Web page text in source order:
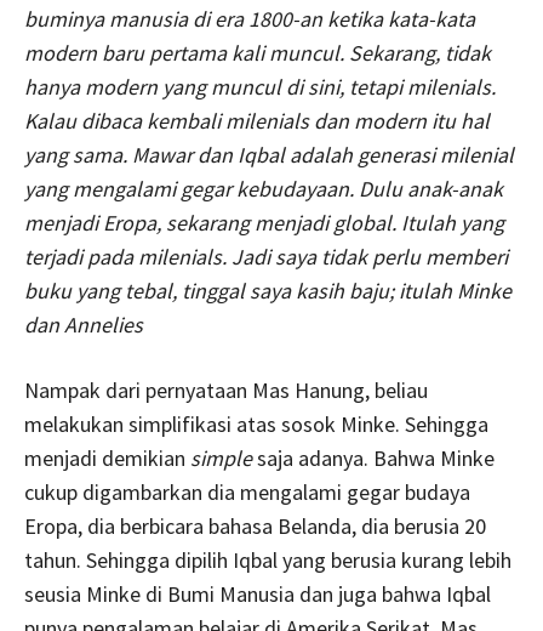
buminya manusia di era 1800-an ketika kata-kata
modern baru pertama kali muncul. Sekarang, tidak
hanya modern yang muncul di sini, tetapi milenials.
Kalau dibaca kembali milenials dan modern itu hal
yang sama. Mawar dan Iqbal adalah generasi milenial
yang mengalami gegar kebudayaan. Dulu anak-anak
menjadi Eropa, sekarang menjadi global. Itulah yang
terjadi pada milenials. Jadi saya tidak perlu memberi
buku yang tebal, tinggal saya kasih baju; itulah Minke
dan Annelies
Nampak dari pernyataan Mas Hanung, beliau
melakukan simplifikasi atas sosok Minke. Sehingga
menjadi demikian simplesaja adanya. Bahwa Minke
cukup digambarkan dia mengalami gegar budaya
Eropa, dia berbicara bahasa Belanda, dia berusia 20
tahun. Sehingga dipilih Iqbal yang berusia kurang lebih
seusia Minke di Bumi Manusia dan juga bahwa Iqbal